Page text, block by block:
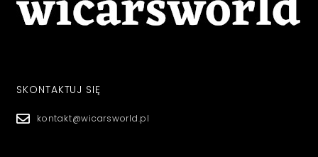
SKONTAKTUJ SIĘ
kontakt@wicarsworld.pl